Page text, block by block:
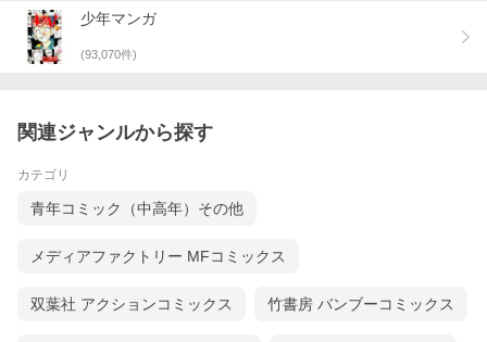
少年マンガ
(93,070件)
関連ジャンルから探す
カテゴリ
青年コミック（中高年）その他
メディアファクトリー MFコミックス
双葉社 アクションコミックス 竹書房 バンブーコミックス